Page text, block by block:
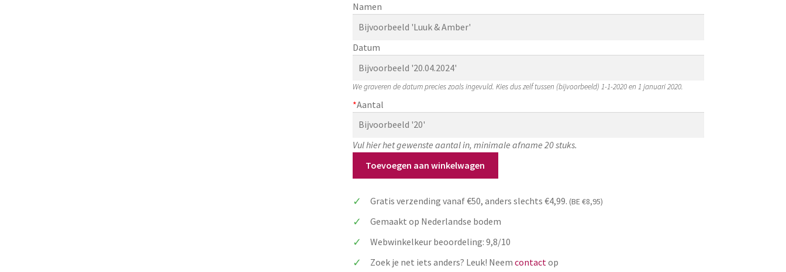
Namen
Datum
We graveren de datum precies zoals ingevuld. Kies dus zelf tussen (bijvoorbeeld) 1-1-2020 en 1 januari 2020.
*Aantal
Vul hier het gewenste aantal in, minimale afname 20 stuks.
bedankje
bruiloft
Toevoegen aan winkelwagen
Gratis verzending vanaf €50, anders slechts €4,99. (BE €8,95)
Gemaakt op Nederlandse bodem
Webwinkelkeur beoordeling: 9,8/10
Zoek je net iets anders? Leuk! Neem contact op